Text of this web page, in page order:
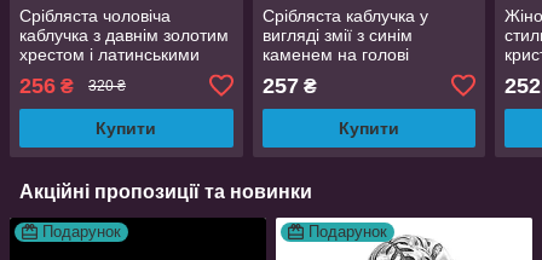
Срібляста чоловіча
каблучка з давнім золотим
хрестом і латинськими
написами регульований
розмір AurumLux5269
256 ₴ 320 ₴
Купити
Срібляста каблучка у
вигляді змії з синім
каменем на голові
регульована AurumLux243
257₴
Купити
252
Акційні пропозиції та новинки
Подарунок Подарунок